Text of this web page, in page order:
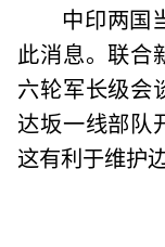
中印两国
此消息。联合
六轮军长级会
达坂一线部队
这有利于维护